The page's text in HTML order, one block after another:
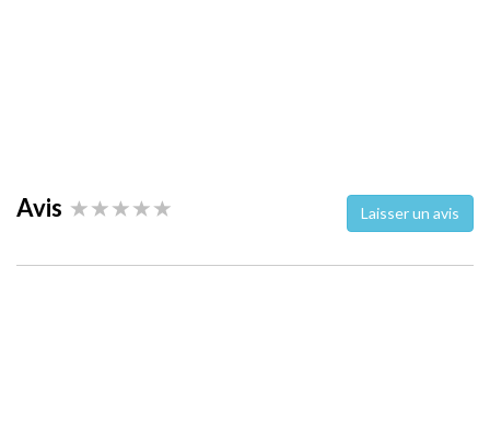
Avis Laisser un avis